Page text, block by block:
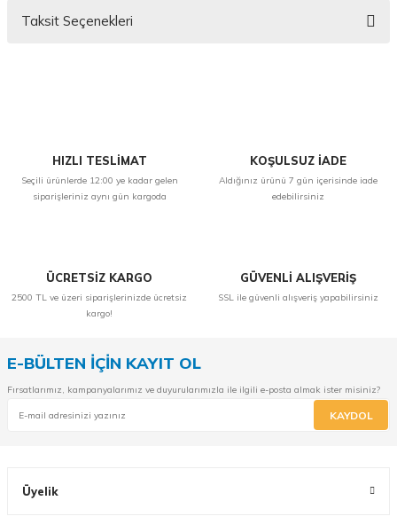
Taksit Seçenekleri
HIZLI TESLİMAT
Seçili ürünlerde 12:00 ye kadar gelen
siparişleriniz aynı gün kargoda
KOŞULSUZ İADE
Aldığınız ürünü 7 gün içerisinde iade
edebilirsiniz
ÜCRETSİZ KARGO
2500 TL ve üzeri siparişlerinizde ücretsiz
kargo!
GÜVENLİ ALIŞVERİŞ
SSL ile güvenli alışveriş yapabilirsiniz
E-BÜLTEN İÇİN KAYIT OL
Fırsatlarımız, kampanyalarımız ve duyurularımızla ile ilgili e-posta almak ister misiniz?
KAYDOL
Üyelik